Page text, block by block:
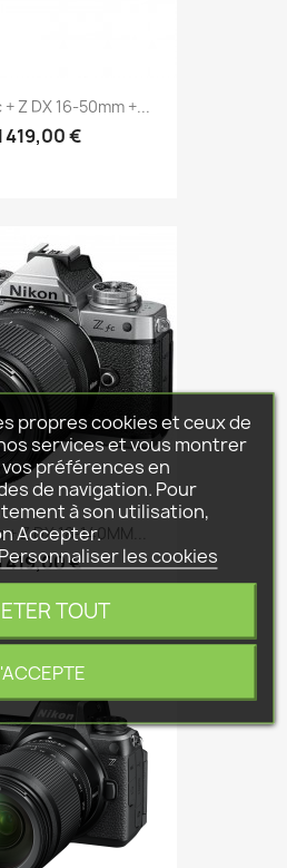
+ Z DX 16-50mm +...
419,00 €
Z DX 18-140MM...
419,00 €
propres cookies et ceux de
services et vous montrer
préférences en
de navigation. Pour
à son utilisation,
Accepter.
les cookies
TOUT